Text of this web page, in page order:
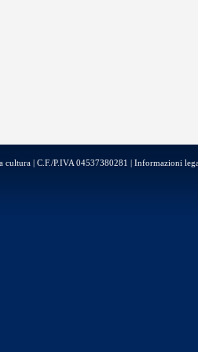
cultura | C.F./P.IVA 04537380281 | Informazioni